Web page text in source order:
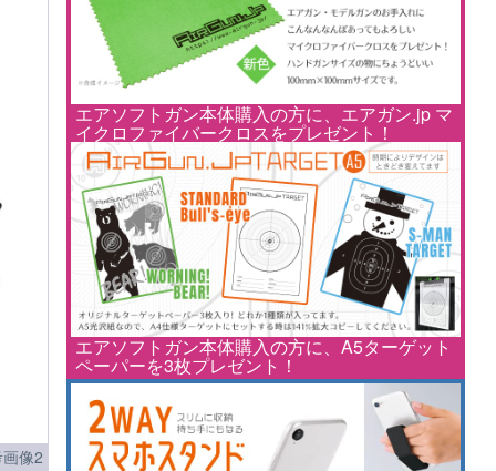
エアソフトガン本体購入の方に、エアガン.jp マ
イクロファイバークロスをプレゼント！
エアソフトガン本体購入の方に、A5ターゲット
ペーパーを3枚プレゼント！
像2